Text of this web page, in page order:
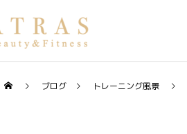
ブログ トレーニング風景